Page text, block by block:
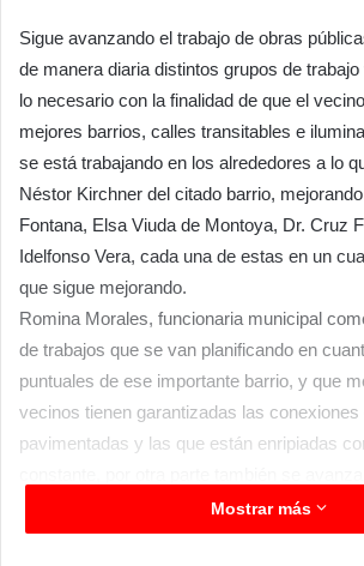
Sigue avanzando el trabajo de obras
de manera diaria distintos grupos de
lo necesario con la finalidad de que el
mejores barrios, calles transitables e
se está trabajando en los alrededores a lo
Néstor Kirchner del citado barrio,
Fontana, Elsa Viuda de Montoya, Dr. Cruz
Idelfonso Vera, cada una de estas en un
que sigue mejorando.
Romina Morales, funcionaria municipal
de trabajos que se van planificando en
puntuales de ese importante barrio, y que
vecinos tienen garantizadas las conexiones
pavimentadas y las que están enripiadas
modernización del sistema lumínico lo que
seguridad para vecinos y casuales
Mostrar más